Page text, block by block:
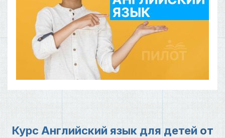
Курс Английский язык для детей от